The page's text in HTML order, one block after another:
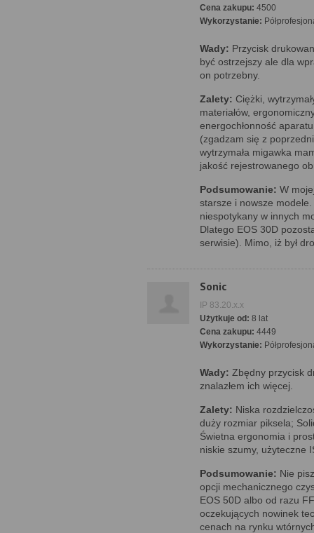
Cena zakupu: 4500
Wykorzystanie:
Wady: Przycisk
być ostrzejszy ale dla
on potrzebny.
Zalety: Ciężki,
materiałów,
energochłonność
(zgadzam się z
wytrzymała migawka
jakość rejestrowanego
Podsumowanie: W
starsze i nowsze
niespotykany w innych
Dlatego EOS 30D
serwisie). Mimo, iż był
Sonic
IP 83.20.x.x
Użytkuje od: 8 lat
Cena zakupu: 4449
Wykorzystanie:
Wady: Zbędny przycisk
znalazłem ich więcej.
Zalety: Niska
duży rozmiar piksela;
Świetna ergonomia i
niskie szumy, użyteczne
Podsumowanie: Nie
opcji mechanicznego
EOS 50D albo od razu
oczekujących nowinek
cenach na rynku